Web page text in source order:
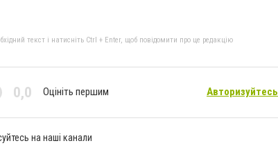
текст і натисніть Ctrl + Enter, щоб повідомити про це редакцію
0,0 Оцініть першим Авторизуйтесь
на наші канали